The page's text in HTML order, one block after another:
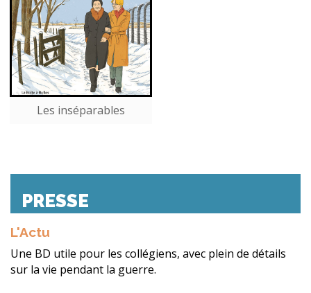
Les inséparables
PRESSE
L'Actu
Une BD utile pour les collégiens, avec plein de détails
sur la vie pendant la guerre.